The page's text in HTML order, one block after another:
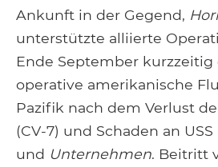
Ankunft in der Gegend,
unterstützte alliierte
Ende September kurzzeitig
operative amerikanische
Pazifik nach dem Verlust
(CV-7) und Schaden an USS
und Unternehmen. Beitritt